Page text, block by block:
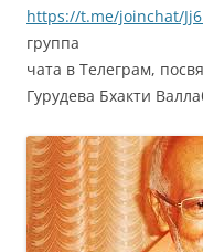
https://t.me/joinchat/
группа
чата в Телеграм,
Гурудева Бхакти